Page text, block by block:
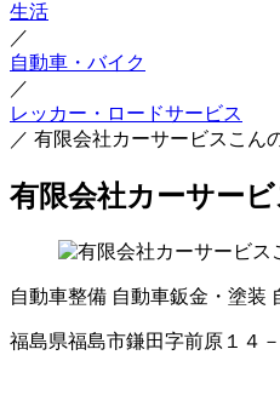
生活
／
自動車・バイク
／
レッカー・ロードサービス
／ 有限会社カーサービスこん
有限会社カーサー
自動車整備 自動車鈑金・塗装
福島県福島市鎌田字前原１４